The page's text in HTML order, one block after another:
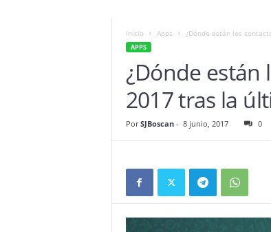
Inicio Apps ¿Dónde están los
APPS
¿Dónde están
2017 tras la
Por SJBoscan- 8 junio, 2017 0